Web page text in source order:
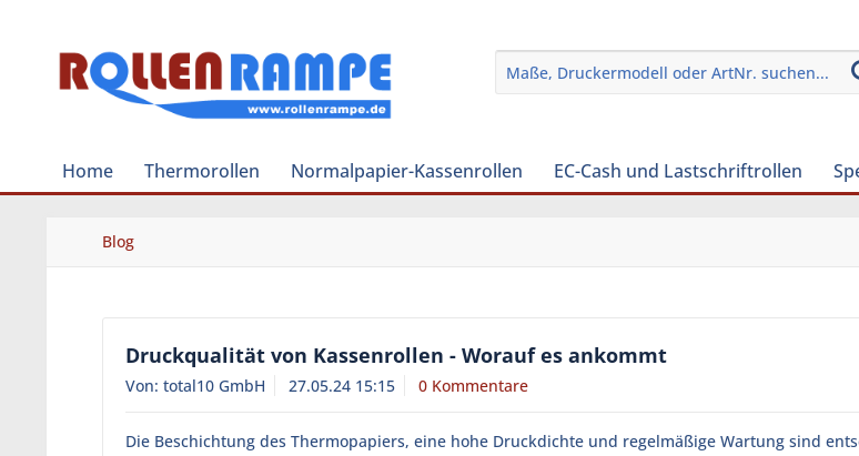
Home Thermorollen Normalpapier-Kassenrollen EC-Cash und Lastschriftrollen
Blog
Druckqualität von Kassenrollen - Worauf es ankommt
Von: total10 GmbH 27.05.24 15:15 0 Kommentare
Die Beschichtung des Thermopapiers, eine hohe Druckdichte und regelmäßige Wartung sind